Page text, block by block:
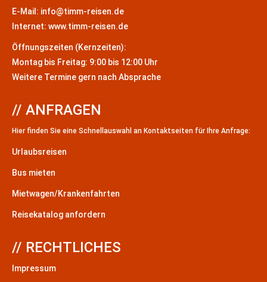
E-Mail: info@timm-reisen.de
Internet: www.timm-reisen.de
Öffnungszeiten (Kernzeiten):
Montag bis Freitag: 9:00 bis 12:00 Uhr
Weitere Termine gern nach Absprache
// ANFRAGEN
Hier finden Sie eine Schnellauswahl an Kontaktseiten für Ihre Anfrage:
Urlaubsreisen
Bus mieten
Mietwagen/Krankenfahrten
Reisekatalog anfordern
// RECHTLICHES
Impressum